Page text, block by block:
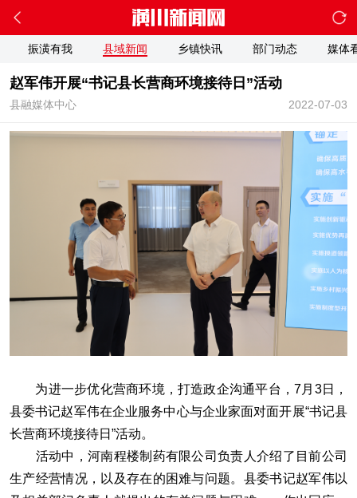
振潢有我 县域新闻 乡镇快讯 部门动态 媒体
赵军伟开展“书记县长营商环境接待日”活动
2022-07-03
县融媒体中心
为进一步优化营商环境，打造政企沟通平台，7月3日，
县委书记赵军伟在企业服务中心与企业家面对面开展“书记县
长营商环境接待日”活动。
活动中，河南程楼制药有限公司负责人介绍了目前公司
生产经营情况，以及存在的困难与问题。县委书记赵军伟以